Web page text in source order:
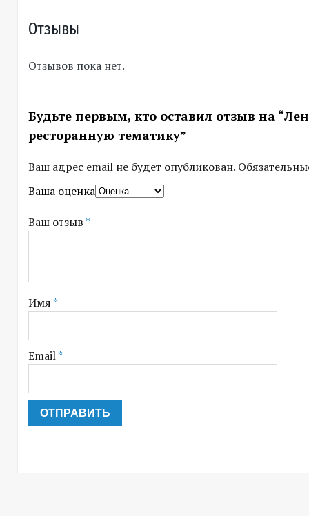
Отзывы
Отзывов пока нет.
Будьте первым, кто оставил отзыв на
ресторанную тематику”
Ваш адрес email не будет опубликован.
Ваша оценка
Ваш отзыв*
Имя*
Email*